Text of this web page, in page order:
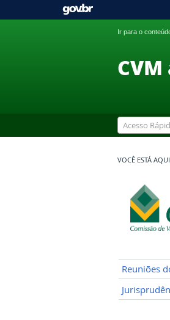
Ir para o
CVM
Acesso
VOCÊ ESTÁ
Reuniões